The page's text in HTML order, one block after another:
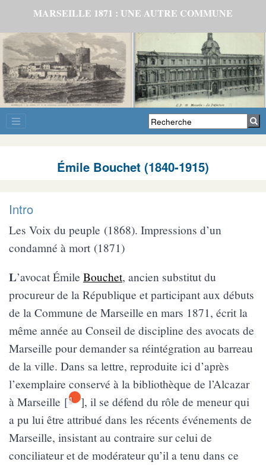
MARSEILLE 1871 : UNE AUTRE COMMUNE
Émile Bouchet (1840-1915)
Intro
Les Voix du peuple (1868). Impressions d’un
condamné à mort (1871)
L’avocat Émile Bouchet, ancien substitut du
procureur de la République et participant aux débuts
de la Commune de Marseille en mars 1871, écrit la
même année au Conseil de discipline des avocats de
Marseille pour demander sa réintégration au barreau
de la ville. Dans sa lettre, reproduite ici d’après
l’exemplaire conservé à la bibliothèque de l’Alcazar
à Marseille [1 ], il se défend du rôle de meneur qui
a pu lui être attribué dans les récents événements de
Marseille, insistant au contraire sur celui de
conciliateur et de modérateur qu’il a tenu dans ce